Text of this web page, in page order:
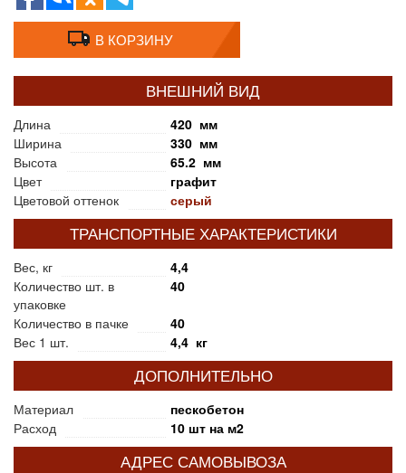
В КОРЗИНУ
ВНЕШНИЙ ВИД
Длина
420 мм
Ширина
330 мм
Высота
65.2 мм
Цвет
графит
Цветовой оттенок
серый
ТРАНСПОРТНЫЕ ХАРАКТЕРИСТИКИ
Вес, кг
4,4
Количество шт. в
упаковке
40
Количество в пачке
40
Вес 1 шт.
4,4 кг
ДОПОЛНИТЕЛЬНО
Материал
пескобетон
Расход
10 шт на м2
АДРЕС САМОВЫВОЗА